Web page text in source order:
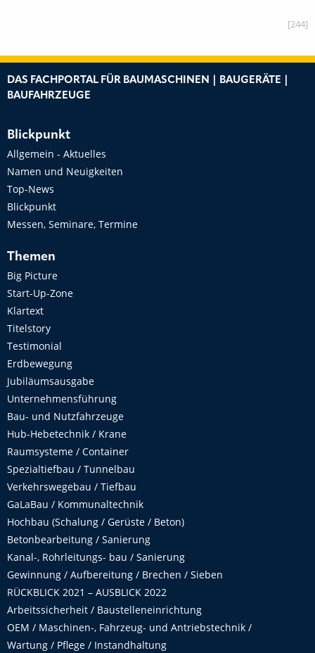
[244]
DAS FACHPORTAL FÜR BAUMASCHINEN | BAUGERÄTE |
BAUFAHRZEUGE
Blickpunkt
Allgemein - Aktuelles
Namen und Neuigkeiten
Top-News
Blickpunkt
Messen, Seminare, Termine
Themen
Big Picture
Start-Up-Zone
Klartext
Titelstory
Testimonial
Erdbewegung
Jubiläumsausgabe
Unternehmensführung
Bau- und Nutzfahrzeuge
Hub-Hebetechnik / Krane
Raumsysteme / Container
Spezialtiefbau / Tunnelbau
Verkehrswegebau / Tiefbau
GaLaBau / Kommunaltechnik
Hochbau (Schalung / Gerüste / Beton)
Betonbearbeitung / Sanierung
Kanal-, Rohrleitungs- bau / Sanierung
Gewinnung / Aufbereitung / Brechen / Sieben
RÜCKBLICK 2021 – AUSBLICK 2022
Arbeitssicherheit / Baustelleneinrichtung
OEM / Maschinen-, Fahrzeug- und Antriebstechnik /
Wartung / Pflege / Instandhaltung